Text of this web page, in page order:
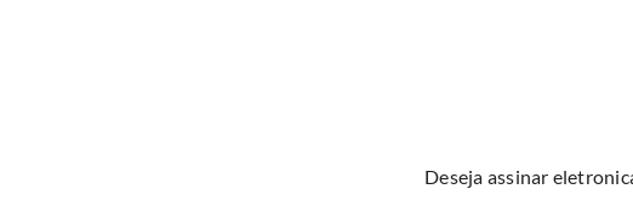
Deseja assinar